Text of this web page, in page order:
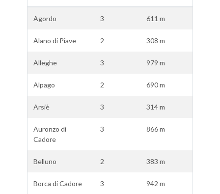
Agordo 3 611 m
Alano di Piave 2 308 m
Alleghe 3 979 m
Alpago 2 690 m
Arsiè 3 314 m
Auronzo di
Cadore
3 866 m
Belluno 2 383 m
Borca di Cadore 3 942 m